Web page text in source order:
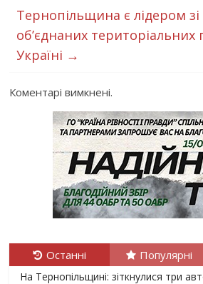
Тернопільщина є лідером
об’єднаних територіальних
Україні →
Коментарі вимкнені.
Останні Популярні
На Тернопільщині: зіткнулися три